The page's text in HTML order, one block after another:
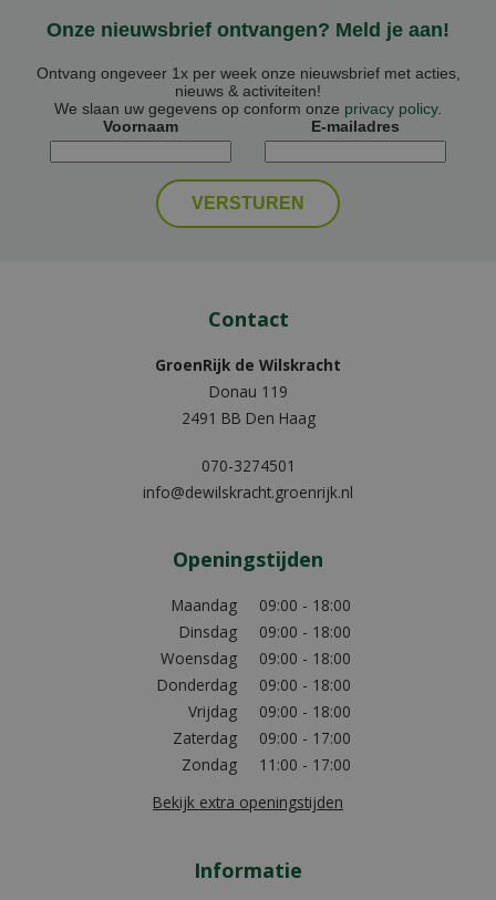
Onze nieuwsbrief ontvangen? Meld je aan!
Ontvang ongeveer 1x per week onze nieuwsbrief met acties,
nieuws & activiteiten!
We slaan uw gegevens op conform onze privacy policy.
Voornaam
E-mailadres
Contact
GroenRijk de Wilskracht
Donau 119
2491 BB Den Haag
070-3274501
info@dewilskracht.groenrijk.nl
Openingstijden
Maandag
09:00 - 18:00
Dinsdag
09:00 - 18:00
Woensdag
09:00 - 18:00
Donderdag
09:00 - 18:00
Vrijdag
09:00 - 18:00
Zaterdag
09:00 - 17:00
Zondag
11:00 - 17:00
Bekijk extra openingstijden
Informatie